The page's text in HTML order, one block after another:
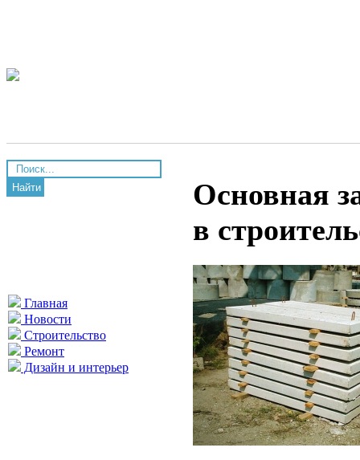
Найти
Главная
Новости
Строительство
Ремонт
Дизайн и интерьер
Основная
в